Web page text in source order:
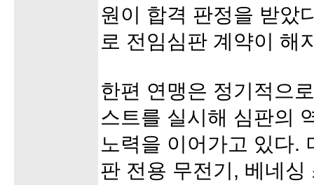
원이 합격 판정을 받았
로 전임심판 계약이 해
한편 연맹은 정기적으
스트를 실시해 심판의
노력을 이어가고 있다.
판 전용 무전기, 베네